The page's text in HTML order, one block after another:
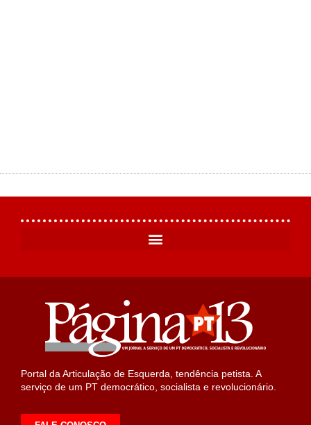
Portal da Articulação de Esquerda, tendência petista. A
serviço de um PT democrático, socialista e revolucionário.